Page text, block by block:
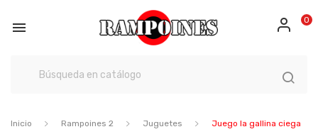
 0
Inicio Rampoines 2 Juguetes Juego la gallina ciega